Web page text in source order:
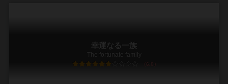
幸運なる一族
The fortunate family
6.0